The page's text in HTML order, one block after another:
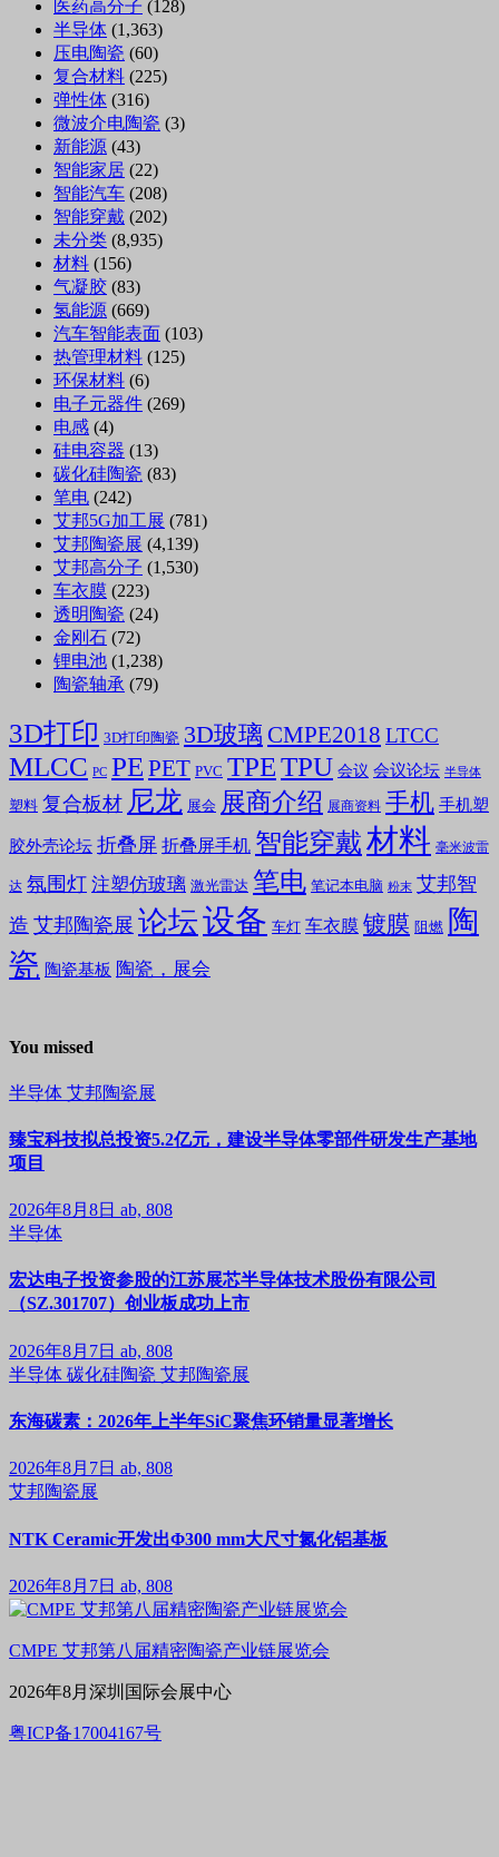
医药高分子 (128)
半导体 (1,363)
压电陶瓷 (60)
复合材料 (225)
弹性体 (316)
微波介电陶瓷 (3)
新能源 (43)
智能家居 (22)
智能汽车 (208)
智能穿戴 (202)
未分类 (8,935)
材料 (156)
气凝胶 (83)
氢能源 (669)
汽车智能表面 (103)
热管理材料 (125)
环保材料 (6)
电子元器件 (269)
电感 (4)
硅电容器 (13)
碳化硅陶瓷 (83)
笔电 (242)
艾邦5G加工展 (781)
艾邦陶瓷展 (4,139)
艾邦高分子 (1,530)
车衣膜 (223)
透明陶瓷 (24)
金刚石 (72)
锂电池 (1,238)
陶瓷轴承 (79)
3D打印 3D打印陶瓷 3D玻璃 CMPE2018 LTCC
MLCC PC PE PET PVC TPETPU 会议 会议论坛 半导体
塑料 复合板材 尼龙 展会 展商介绍 展商资料 手机 手机塑
胶外壳论坛 折叠屏 折叠屏手机 智能穿戴材料 毫米波雷
达 氛围灯 注塑仿玻璃 激光雷达 笔电 笔记本电脑 粉末 艾邦智
造 艾邦陶瓷展 论坛设备 车灯 车衣膜 镀膜 阻燃 陶
瓷 陶瓷基板 陶瓷，展会
You missed
半导体 艾邦陶瓷展
臻宝科技拟总投资5.2亿元，建设半导体零部件研发生产基地
项目
2026年8月8日 ab, 808
半导体
宏达电子投资参股的江苏展芯半导体技术股份有限公司
（SZ.301707）创业板成功上市
2026年8月7日 ab, 808
半导体 碳化硅陶瓷 艾邦陶瓷展
东海碳素：2026年上半年SiC聚焦环销量显著增长
2026年8月7日 ab, 808
艾邦陶瓷展
NTK Ceramic开发出Φ300 mm大尺寸氮化铝基板
2026年8月7日 ab, 808
CMPE 艾邦第八届精密陶瓷产业链展览会
2026年8月深圳国际会展中心
粤ICP备17004167号